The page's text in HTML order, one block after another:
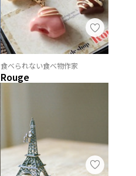
食べられない食べ物作家
Rouge